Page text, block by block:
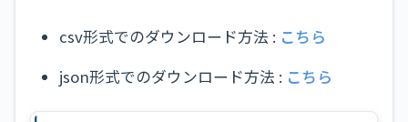
csv形式でのダウンロード方法 : こちら
json形式でのダウンロード方法 : こちら